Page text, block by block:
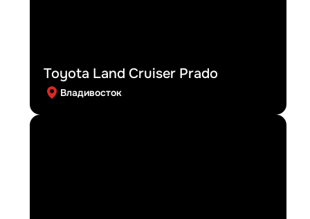
Toyota Land Cruiser Prado
Владивосток